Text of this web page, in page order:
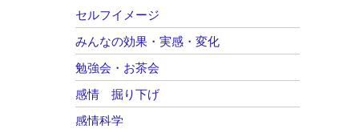
2025年12月
2025年11月
2025年10月
2025年9月
セルフイメージ
みんなの効果・実感・変化
勉強会・お茶会
感情 掘り下げ
感情科学